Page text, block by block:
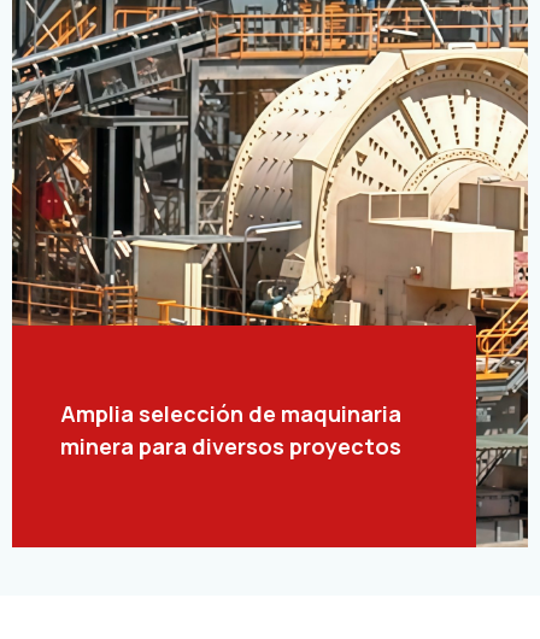
Amplia selección de maquinaria
minera para diversos proyectos